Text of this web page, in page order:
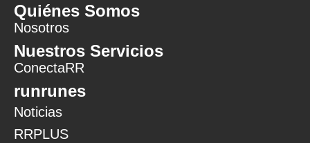
Quiénes Somos
Nosotros
Nuestros Servicios
ConectaRR
runrunes
Noticias
RRPLUS